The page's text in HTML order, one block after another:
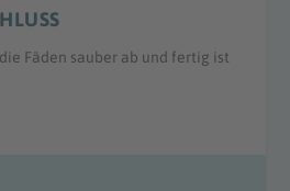
Fäden sauber ab und fertig ist